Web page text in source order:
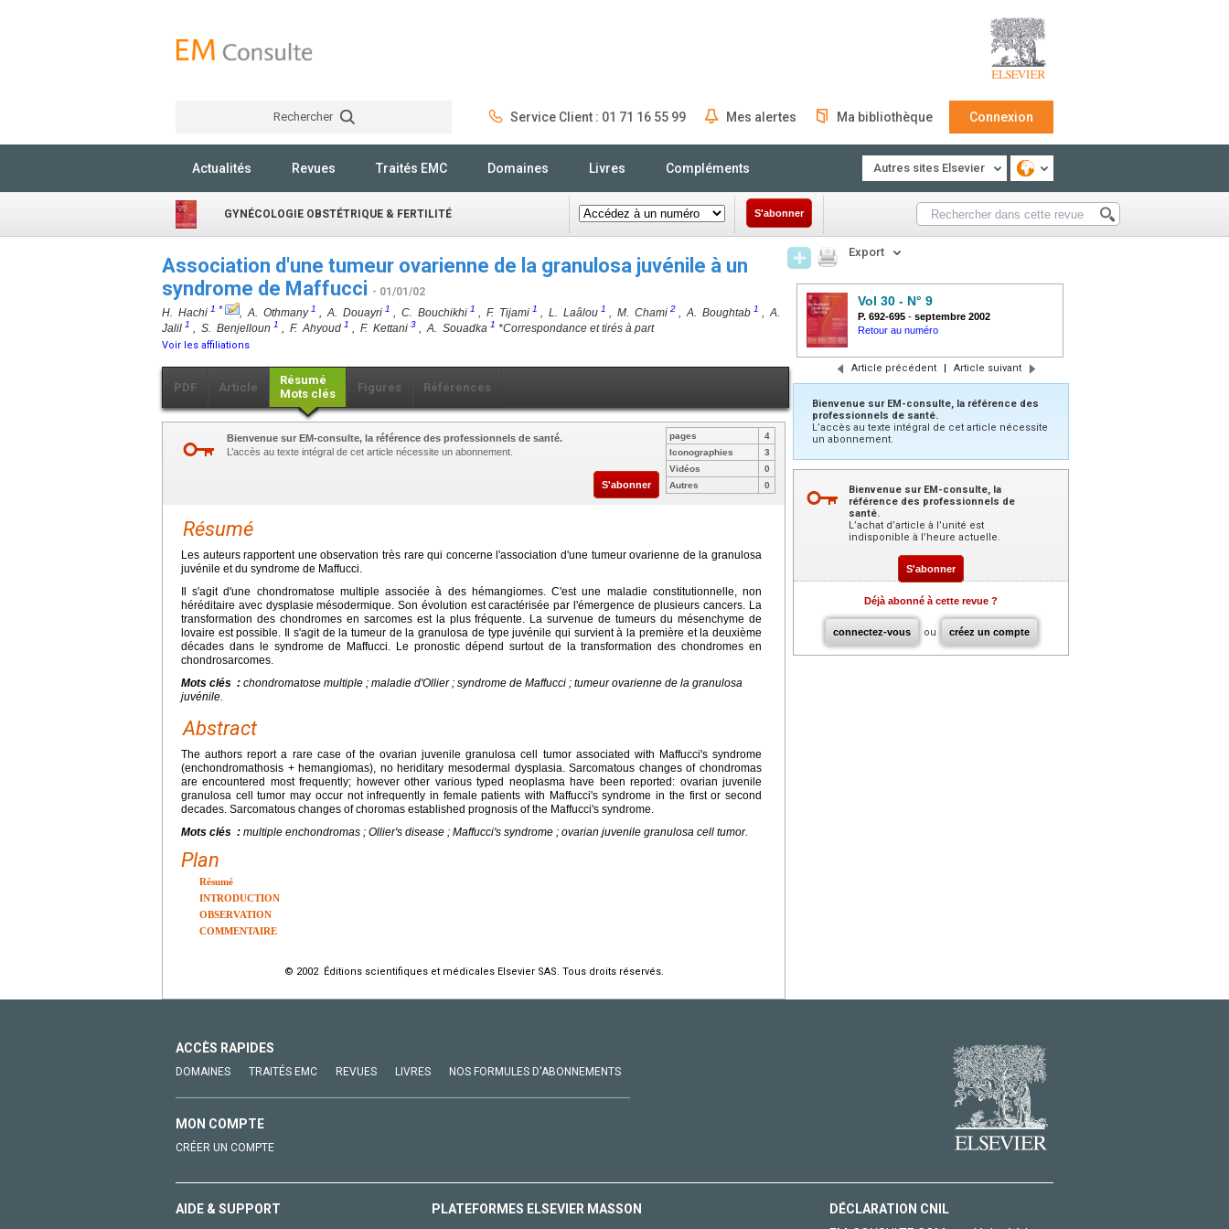
Rechercher Service Client : 01 71 16 55 99 Mes alertes Ma bibliothèque Connexion
Actualités Revues Traités EMC Domaines Livres Compléments Autres sites Elsevier
GYNÉCOLOGIE OBSTÉTRIQUE & FERTILITÉ S'abonner
Association d'une tumeur ovarienne de la granulosa juvénile à un
syndrome de Maffucci - 01/01/02
H. Hachi 1 * , A. Othmany 1 , A. Douayri 1 , C. Bouchikhi 1 , F. Tijami 1 , L. Laâlou 1 , M. Chami 2 , A. Boughtab 1 , A.
Jalil 1 , S. Benjelloun 1 , F. Ahyoud 1 , F. Kettani 3 , A. Souadka 1 *Correspondance et tirés à part
Voir les affiliations
PDF Article
Résumé
Mots clés
Figures Références
Bienvenue sur EM-consulte, la référence des professionnels de santé.
L’accès au texte intégral de cet article nécessite un abonnement.
S'abonner
pages
4
Iconographies
3
Vidéos
0
Autres
0
Résumé
Les auteurs rapportent une observation très rare qui concerne l'association d'une tumeur ovarienne de la granulosa
juvénile et du syndrome de Maffucci.
Il s'agit d'une chondromatose multiple associée à des hémangiomes. C'est une maladie constitutionnelle, non
héréditaire avec dysplasie mésodermique. Son évolution est caractérisée par l'émergence de plusieurs cancers. La
transformation des chondromes en sarcomes est la plus fréquente. La survenue de tumeurs du mésenchyme de
lovaire est possible. Il s'agit de la tumeur de la granulosa de type juvénile qui survient à la première et la deuxième
décades dans le syndrome de Maffucci. Le pronostic dépend surtout de la transformation des chondromes en
chondrosarcomes.
Mots clés : chondromatose multiple ; maladie d'Ollier ; syndrome de Maffucci ; tumeur ovarienne de la granulosa
juvénile.
Abstract
The authors report a rare case of the ovarian juvenile granulosa cell tumor associated with Maffucci's syndrome
(enchondromathosis + hemangiomas), no heriditary mesodermal dysplasia. Sarcomatous changes of chondromas
are encountered most frequently; however other various typed neoplasma have been reported: ovarian juvenile
granulosa cell tumor may occur not infrequently in female patients with Maffucci's syndrome in the first or second
decades. Sarcomatous changes of choromas established prognosis of the Maffucci's syndrome.
Mots clés : multiple enchondromas ; Ollier's disease ; Maffucci's syndrome ; ovarian juvenile granulosa cell tumor.
Plan
Résumé
INTRODUCTION
OBSERVATION
COMMENTAIRE
© 2002 Éditions scientifiques et médicales Elsevier SAS. Tous droits réservés.
Export
Vol 30 - N° 9
P. 692-695 - septembre 2002
Retour au numéro
Article précédent | Article suivant
Bienvenue sur EM-consulte, la référence des
professionnels de santé.
L’accès au texte intégral de cet article nécessite
un abonnement.
Bienvenue sur EM-consulte, la
référence des professionnels de
santé.
L’achat d’article à l’unité est
indisponible à l’heure actuelle.
S'abonner
Déjà abonné à cette revue ?
connectez-vous ou créez un compte
ACCÈS RAPIDES
DOMAINES TRAITÉS EMC REVUES LIVRES NOS FORMULES D'ABONNEMENTS
MON COMPTE
CRÉER UN COMPTE
AIDE & SUPPORT PLATEFORMES ELSEVIER MASSON
DÉCLARATION CNIL